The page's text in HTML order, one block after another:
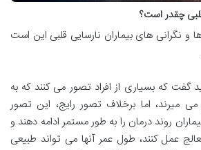
چقدر است؟
و نگرانی های بیماران نارسایی قلبی این است
گفت که بسیاری از افراد تصور می کنند که به
میرند، اما برخلاف تصور رایج، این تصور
روند درمان را به طور مستمر ادامه دهند و
عمل کنند، طول عمر آنها می تواند طبیعی